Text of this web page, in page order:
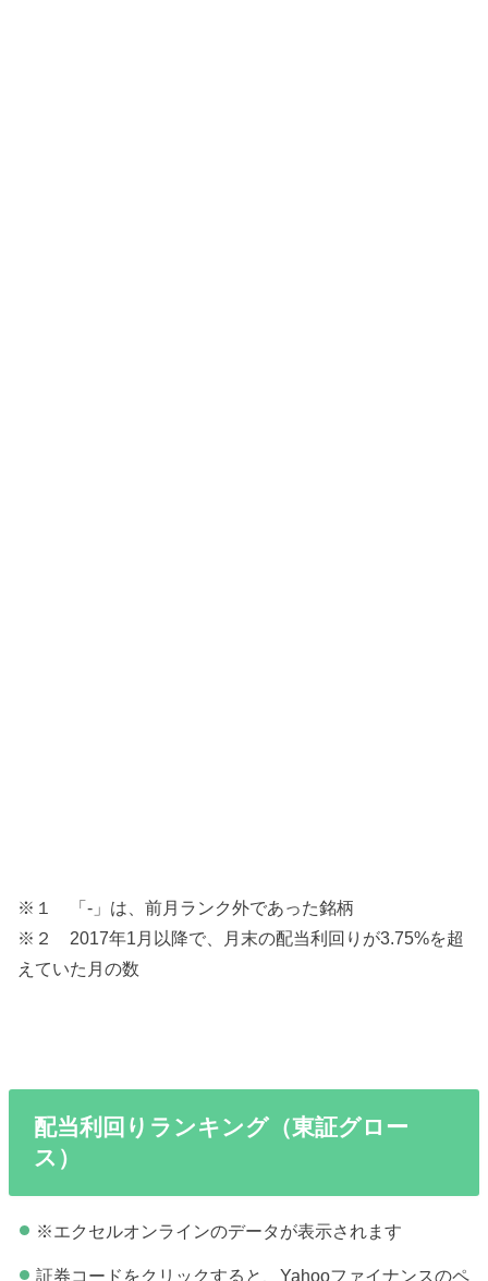
※１ 「-」は、前月ランク外であった銘柄
※２ 2017年1月以降で、月末の配当利回りが3.75%を超
えていた月の数
配当利回りランキング（東証グロー
ス）
※エクセルオンラインのデータが表示されます
証券コードをクリックすると、Yahooファイナンスのペ